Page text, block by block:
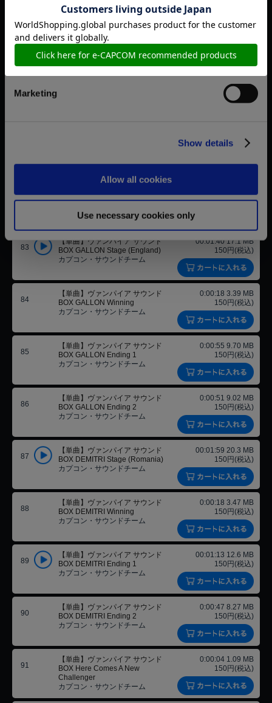
Statistics
Marketing
Show details
Allow all cookies
Use necessary cookies only
79
【単曲】ヴァンパイア サウンド
BOX ZABEL Stage (Australia)
カプコン・サウンドチーム
80
0:00:19 3.61 MB
150円(税込)
00:01:42 17.4 MB
150円(税込)
82
BOX ZABEL Ending 2
150円(税込)
83
【単曲】ヴァンパイア サウンド
BOX GALLON Stage (England)
カプコン・サウンドチーム
00:01:40 17.1 MB
150円(税込)
84
【単曲】ヴァンパイア サウンド
BOX GALLON Winning
カプコン・サウンドチーム
0:00:18 3.39 MB
150円(税込)
85
【単曲】ヴァンパイア サウンド
BOX GALLON Ending 1
カプコン・サウンドチーム
0:00:55 9.70 MB
150円(税込)
86
【単曲】ヴァンパイア サウンド
BOX GALLON Ending 2
カプコン・サウンドチーム
0:00:51 9.02 MB
150円(税込)
87
【単曲】ヴァンパイア サウンド
BOX DEMITRI Stage (Romania)
カプコン・サウンドチーム
00:01:59 20.3 MB
150円(税込)
88
【単曲】ヴァンパイア サウンド
BOX DEMITRI Winning
カプコン・サウンドチーム
0:00:18 3.47 MB
150円(税込)
89
【単曲】ヴァンパイア サウンド
BOX DEMITRI Ending 1
カプコン・サウンドチーム
00:01:13 12.6 MB
150円(税込)
90
【単曲】ヴァンパイア サウンド
BOX DEMITRI Ending 2
カプコン・サウンドチーム
0:00:47 8.27 MB
150円(税込)
91
【単曲】ヴァンパイア サウンド
BOX Here Comes A New
Challenger
カプコン・サウンドチーム
0:00:04 1.09 MB
150円(税込)